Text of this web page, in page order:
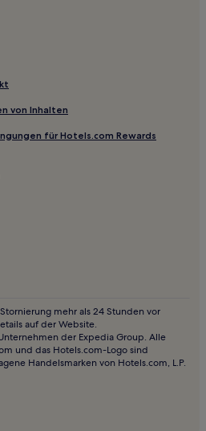
von Inhalten
für Hotels.com Rewards
mehr als 24 Stunden vor
auf der Website.
der Expedia Group. Alle
und das Hotels.com-Logo sind
Handelsmarken von Hotels.com, L.P.